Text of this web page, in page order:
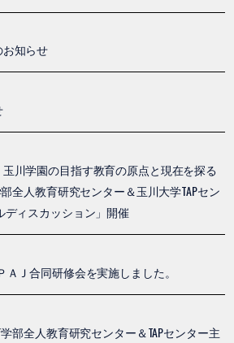
知らせ
玉川学園の目指す教育の原点と現在を探る
部全人教育研究センター＆玉川大学TAPセン
ディスカッション」開催
Ｊ合同研修会を実施しました。
部全人教育研究センター＆TAPセンター主